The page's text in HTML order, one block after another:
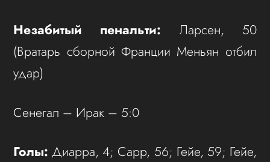
Незабитый пенальти: Ларсен, 50
(Вратарь сборной Франции Меньян отбил
удар)
Сенегал – Ирак – 5:0
Голы: Диарра, 4; Сарр, 56; Гейе, 59; Гейе,